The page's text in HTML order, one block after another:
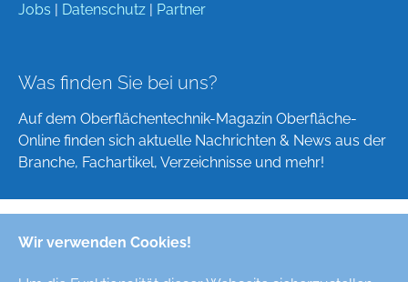
Wir verwenden Cookies!
Jobs
Datenschutz Partner
Was finden Sie bei uns?
Auf dem Oberflächentechnik-Magazin Oberfläche-
Online finden sich aktuelle Nachrichten & News aus der
Branche, Fachartikel, Verzeichnisse und mehr!
Deutsch